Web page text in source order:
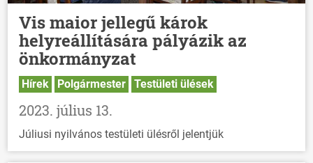
Vis maior jellegű károk
helyreállítására pályázik az
önkormányzat
Hírek Polgármester Testületi ülések
2023. július 13.
Júliusi nyilvános testületi ülésről jelentjük